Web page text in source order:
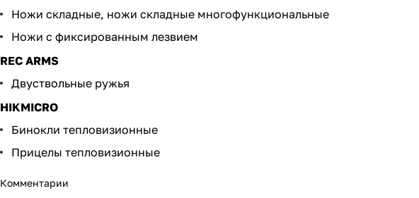
Ножи складные, ножи складные многофункциональные
Ножи с фиксированным лезвием
REC ARMS
Двуствольные ружья
HIKMICRO
Бинокли тепловизионные
Прицелы тепловизионные
Комментарии